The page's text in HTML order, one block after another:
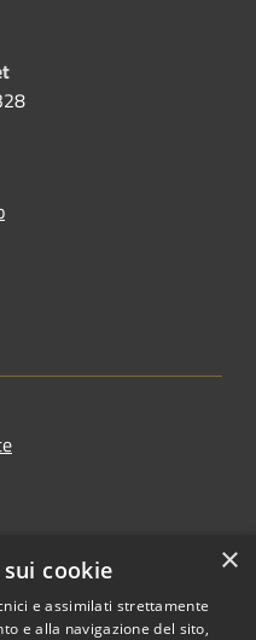
×
cookie
e assimilati strettamente
e alla navigazione del sito,